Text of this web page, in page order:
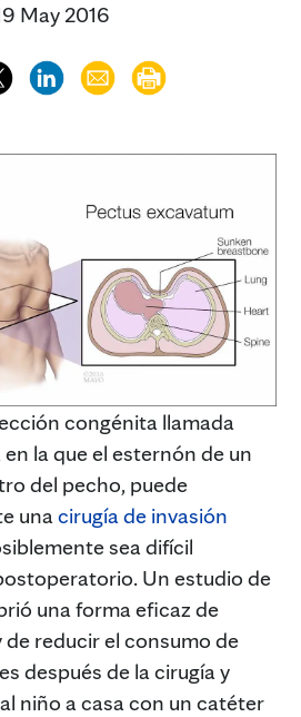
May 2016
congénita llamada
en la que el esternón de un
del pecho, puede
unacirugía de invasión
sea difícil
Un estudio de
una forma eficaz de
reducir el consumo de
después de la cirugía y
niño a casa con un catéter